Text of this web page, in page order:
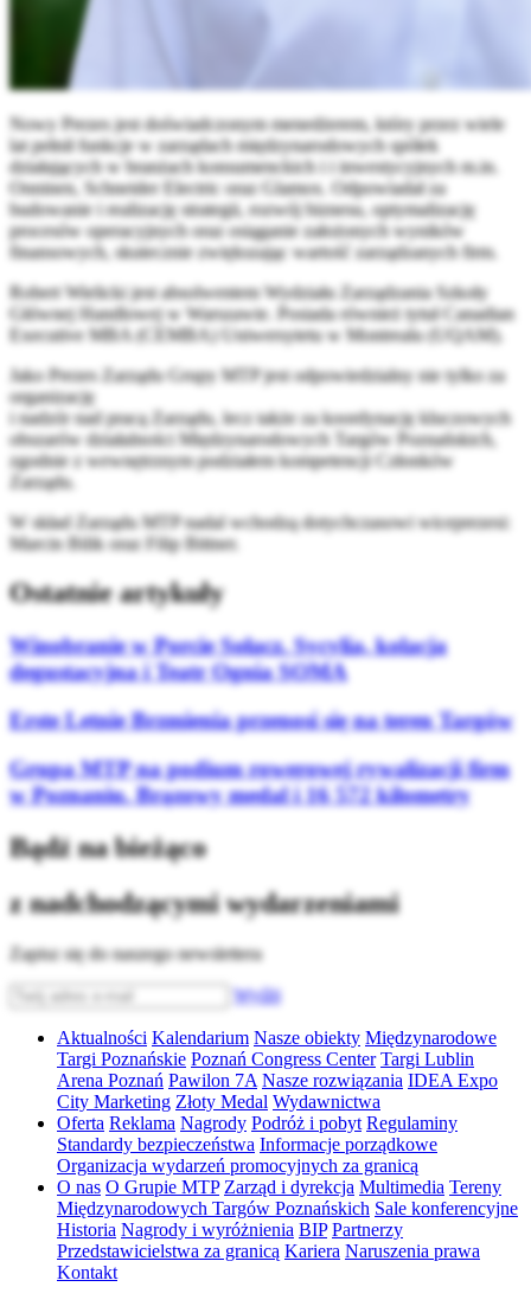
Nowy Prezes jest doświadczonym menedżerem, który przez wiele
lat pełnił funkcje w zarządach międzynarodowych spółek
działających w branżach konsumenckich i i inwestycyjnych m.in.
Onninen, Schneider Electric oraz Glamox. Odpowiadał za
budowanie i realizację strategii, rozwój biznesu, optymalizację
procesów operacyjnych oraz osiąganie założonych wyników
finansowych, skutecznie zwiększając wartość zarządzanych firm.
Robert Wielicki jest absolwentem Wydziału Zarządzania Szkoły
Głównej Handlowej w Warszawie. Posiada również tytuł Canadian
Executive MBA (CEMBA) Uniwersytetu w Montrealu (UQAM).
Jako Prezes Zarządu Grupy MTP jest odpowiedzialny nie tylko za
organizację
i nadzór nad pracą Zarządu, lecz także za koordynację kluczowych
obszarów działalności Międzynarodowych Targów Poznańskich,
zgodnie z wewnętrznym podziałem kompetencji Członków
Zarządu.
W skład Zarządu MTP nadal wchodzą dotychczasowi wiceprezesi:
Marcin Bilik oraz Filip Bittner.
Ostatnie artykuły
Winobranie w Porcie Sołacz. Sycylia, kolacja
degustacyjna i Teatr Ognia SOMA
Erste Letnie Brzmienia przenosi się na teren Targów
Grupa MTP na podium rowerowej rywalizacji firm
w Poznaniu. Brązowy medal i 16 572 kilometry
Bądź na bieżąco
z nadchodzącymi wydarzeniami
Zapisz się do naszego newslettera
Wyślij
Aktualności Kalendarium Nasze obiekty Międzynarodowe
Targi Poznańskie Poznań Congress Center Targi Lublin
Arena Poznań Pawilon 7A Nasze rozwiązania IDEA Expo
City Marketing Złoty Medal Wydawnictwa
Oferta Reklama Nagrody Podróż i pobyt Regulaminy
Standardy bezpieczeństwa Informacje porządkowe
Organizacja wydarzeń promocyjnych za granicą
O nas O Grupie MTP Zarząd i dyrekcja Multimedia Tereny
Międzynarodowych Targów Poznańskich Sale konferencyjne
Historia Nagrody i wyróżnienia BIP Partnerzy
Przedstawicielstwa za granicą Kariera Naruszenia prawa
Kontakt